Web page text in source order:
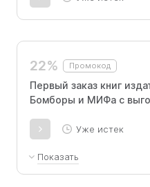
22% Промокод
Первый заказ книг
Бомборы и МИФа с
Уже истек
Показать